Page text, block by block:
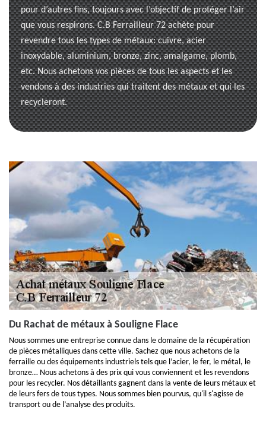
pour d’autres fins, toujours avec l’objectif de protéger l’air
que vous respirons. C.B Ferrailleur 72 achète pour
revendre tous les types de métaux: cuivre, acier
inoxydable, aluminium, bronze, zinc, amalgame, plomb,
etc. Nous achetons vos pièces de tous les aspects et les
vendons à des industries qui traitent des métaux et qui les
recycleront.
Du Rachat de métaux à Souligne Flace
Nous sommes une entreprise connue dans le domaine de la récupération
de pièces métalliques dans cette ville. Sachez que nous achetons de la
ferraille ou des équipements industriels tels que l’acier, le fer, le métal, le
bronze… Nous achetons à des prix qui vous conviennent et les revendons
pour les recycler. Nos détaillants gagnent dans la vente de leurs métaux et
de leurs fers de tous types. Nous sommes bien pourvus, qu'il s'agisse de
transport ou de l’analyse des produits.